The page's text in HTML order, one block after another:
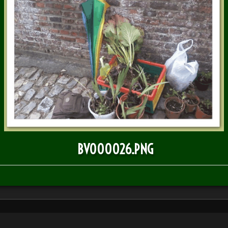
BULLETIN D'INFOS
BV000026.PNG